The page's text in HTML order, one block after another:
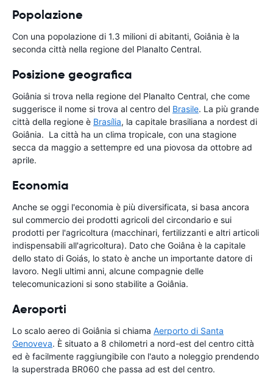
Popolazione
Con una popolazione di 1.3 milioni di abitanti, Goiânia è la
seconda città nella regione del Planalto Central.
Posizione geografica
Goiânia si trova nella regione del Planalto Central, che come
suggerisce il nome si trova al centro del Brasile. La più grande
città della regione è Brasília, la capitale brasiliana a nordest di
Goiânia. La città ha un clima tropicale, con una stagione
secca da maggio a settempre ed una piovosa da ottobre ad
aprile.
Economia
Anche se oggi l'economia è più diversificata, si basa ancora
sul commercio dei prodotti agricoli del circondario e sui
prodotti per l'agricoltura (macchinari, fertilizzanti e altri articoli
indispensabili all'agricoltura). Dato che Goiâna è la capitale
dello stato di Goiás, lo stato è anche un importante datore di
lavoro. Negli ultimi anni, alcune compagnie delle
telecomunicazioni si sono stabilite a Goiânia.
Aeroporti
Lo scalo aereo di Goiânia si chiama Aerporto di Santa
Genoveva. È situato a 8 chilometri a nord-est del centro città
ed è facilmente raggiungibile con l'auto a noleggio prendendo
la superstrada BR060 che passa ad est del centro.